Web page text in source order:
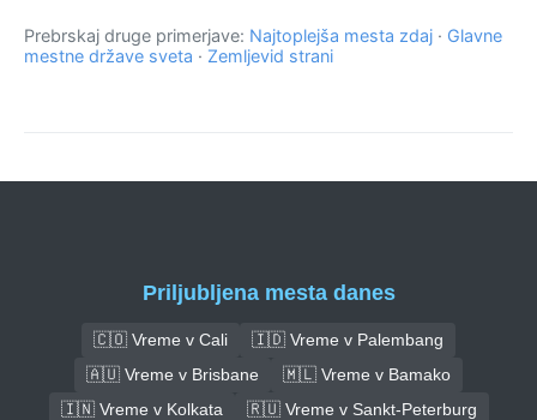
Prebrskaj druge primerjave: Najtoplejša mesta zdaj · Glavne
mestne države sveta · Zemljevid strani
Priljubljena mesta danes
🇨🇴 Vreme v Cali
🇮🇩 Vreme v Palembang
🇦🇺 Vreme v Brisbane
🇲🇱 Vreme v Bamako
🇮🇳 Vreme v Kolkata
🇷🇺 Vreme v Sankt-Peterburg